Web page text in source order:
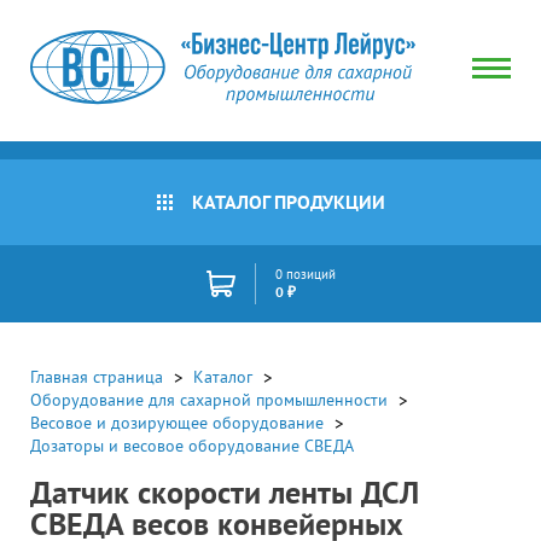
КАТАЛОГ ПРОДУКЦИИ
0 позиций
0 ₽
Главная страница
Каталог
Оборудование для сахарной промышленности
Весовое и дозирующее оборудование
Дозаторы и весовое оборудование СВЕДА
Датчик скорости ленты ДСЛ
СВЕДА весов конвейерных